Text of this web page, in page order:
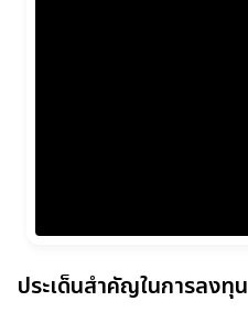
ประเด็นสำคัญในการลงทุน